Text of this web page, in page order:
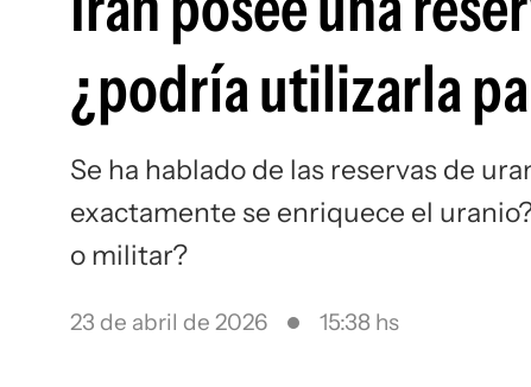
¿podría utilizarla
Se ha hablado de las reservas de
exactamente se enriquece el
o militar?
23 de abril de 2026 15:38 hs